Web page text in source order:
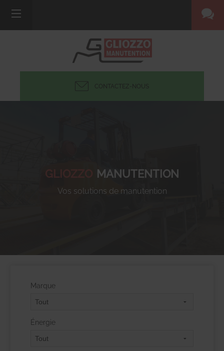
CONTACTEZ-NOUS
GLIOZZO MANUTENTION
Vos solutions de manutention
Marque
Énergie